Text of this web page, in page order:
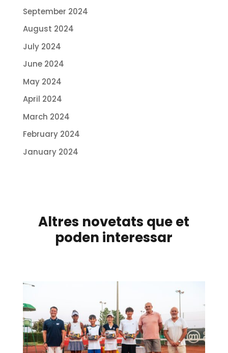
September 2024
August 2024
July 2024
June 2024
May 2024
April 2024
March 2024
February 2024
January 2024
Altres novetats que et
poden interessar